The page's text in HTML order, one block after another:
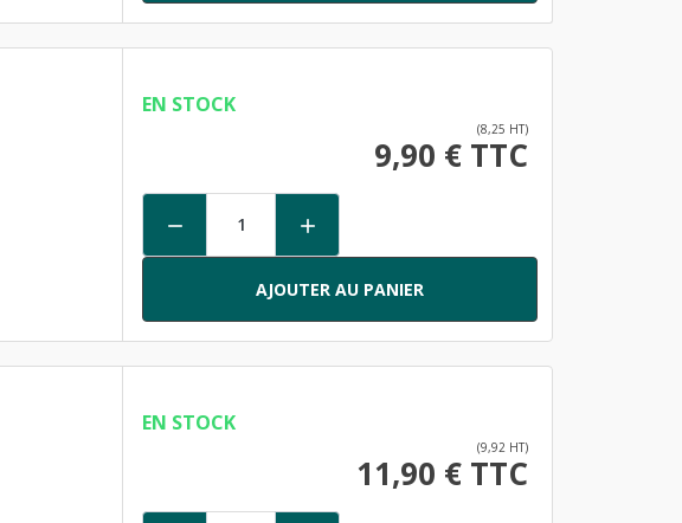
EN STOCK
(8,25 HT)
9,90 € TTC
 
AJOUTER AU PANIER
EN STOCK
(9,92 HT)
11,90 € TTC